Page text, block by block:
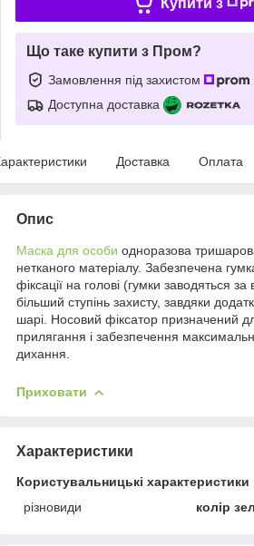
Що таке купити з Пром?
Замовлення під захистом
Доступна доставка
Доставка Оплата
Опис
Маска для особи одноразова
нетканого матеріалу. Забезпечена
фіксації на голові (гумки заводяться
більший ступінь захисту, завдяки
шарі. Носовий фіксатор призначений
прилягання і забезпечення
дихання.
Приховати
Характеристики
Користувальницькі характеристики
різновиди
колір